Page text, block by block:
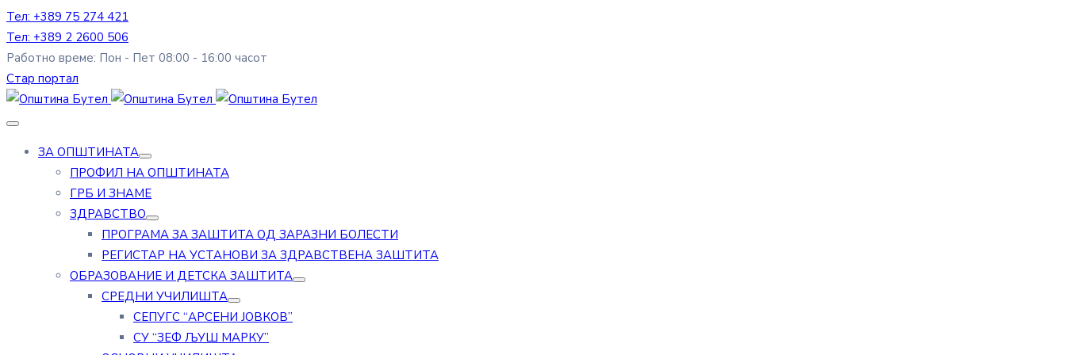
Тел: +389 75 274 421
Тел: +389 2 2600 506
Работно време: Пон - Пет 08:00 - 16:00 часот
Стар портал
ЗА ОПШТИНАТА
ПРОФИЛ НА ОПШТИНАТА
ГРБ И ЗНАМЕ
ЗДРАВСТВО
ПРОГРАМА ЗА ЗАШТИТА ОД ЗАРАЗНИ БОЛЕСТИ
РЕГИСТАР НА УСТАНОВИ ЗА ЗДРАВСТВЕНА ЗАШТИТА
ОБРАЗОВАНИЕ И ДЕТСКА ЗАШТИТА
СРЕДНИ УЧИЛИШТА
СЕПУГС “АРСЕНИ ЈОВКОВ”
СУ “ЗЕФ ЉУШ МАРКУ”